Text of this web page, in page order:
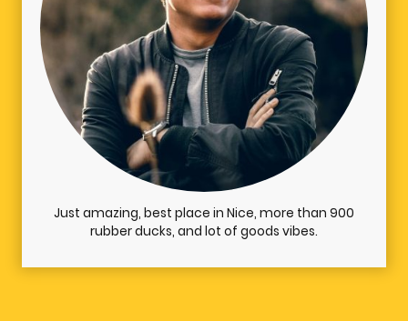
Just amazing, best place in Nice, more than 900
rubber ducks, and lot of goods vibes.